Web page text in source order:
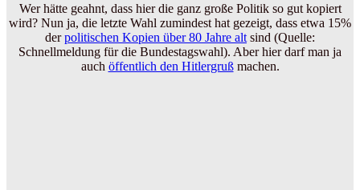
Wer hätte geahnt, dass hier die ganz große Politik so gut kopiert
wird? Nun ja, die letzte Wahl zumindest hat gezeigt, dass etwa 15%
derpolitischen Kopien über 80 Jahre alt sind (Quelle:
Schnellmeldung für die Bundestagswahl). Aber hier darf man ja
auch öffentlich den Hitlergrußmachen.